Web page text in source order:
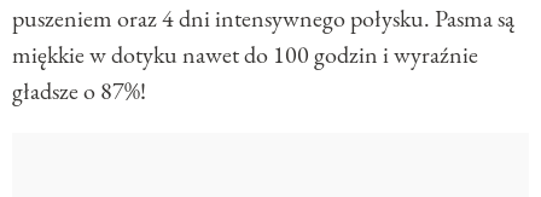
puszeniem oraz 4 dni intensywnego połysku. Pasma są
miękkie w dotyku nawet do 100 godzin i wyraźnie
gładsze o 87%!